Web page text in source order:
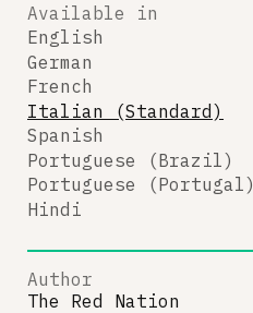
Available in
English
German
French
Italian (Standard)
Spanish
Portuguese (Brazil)
Portuguese (Portugal)
Hindi
Author
The Red Nation